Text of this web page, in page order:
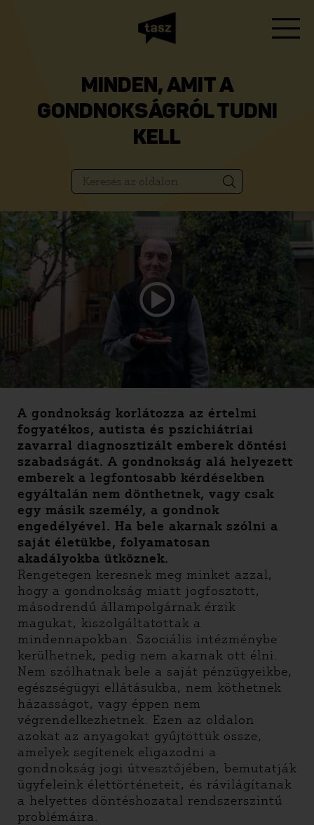
MINDEN, AMIT A
GONDNOKSÁGRÓL TUDNI
KELL
A gondnokság korlátozza az értelmi
fogyatékos, autista és pszichiátriai
zavarral diagnosztizált emberek döntési
szabadságát. A gondnokság alá helyezett
emberek a legfontosabb kérdésekben
egyáltalán nem dönthetnek, vagy csak
egy másik személy, a gondnok
engedélyével. Ha bele akarnak szólni a
saját életükbe, folyamatosan
akadályokba ütköznek.
Rengetegen keresnek meg minket azzal,
hogy a gondnokság miatt jogfosztott,
másodrendű állampolgárnak érzik
magukat, kiszolgáltatottak a
mindennapokban. Szociális intézménybe
kerülhetnek, pedig nem akarnak ott élni.
Nem szólhatnak bele a saját pénzügyeikbe,
egészségügyi ellátásukba, nem köthetnek
házasságot, vagy éppen nem
végrendelkezhetnek. Ezen az oldalon
azokat az anyagokat gyűjtöttük össze,
amelyek segítenek eligazodni a
gondnokság jogi útvesztőjében, bemutatják
ügyfeleink élettörténeteit, és rávilágítanak
a helyettes döntéshozatal rendszerszintű
problémáira.